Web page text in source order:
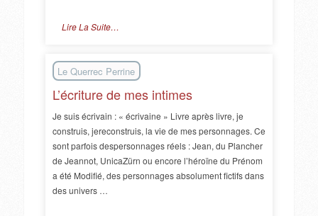
Lire La Suite…
Le Querrec Perrine
L’écriture de mes intimes
Je suis écrivain : « écrivaine » Livre après livre, je
construis, jereconstruis, la vie de mes personnages. Ce
sont parfois despersonnages réels : Jean, du Plancher
de Jeannot, UnicaZürn ou encore l’héroïne du Prénom
a été Modifié, des personnages absolument fictifs dans
des univers …